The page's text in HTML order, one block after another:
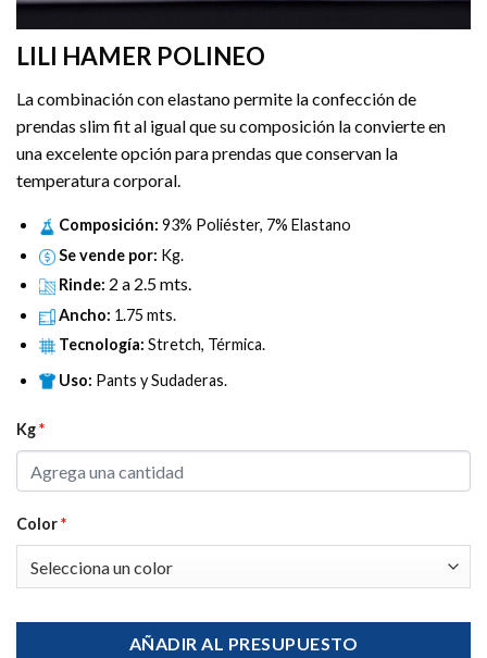
LILI HAMER POLINEO
La combinación con elastano permite la confección de
prendas slim fit al igual que su composición la convierte en
una excelente opción para prendas que conservan la
temperatura corporal.
Composición: 93% Poliéster, 7% Elastano
Se vende por: Kg.
Rinde: 2 a 2.5 mts.
Ancho: 1.75 mts.
Tecnología: Stretch, Térmica.
Uso: Pants y Sudaderas.
Kg*
Color*
AÑADIR AL PRESUPUESTO